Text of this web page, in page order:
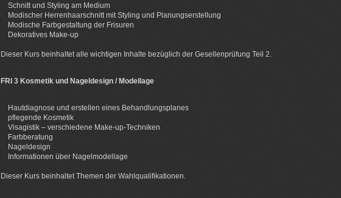
Schnitt und Styling am Medium
Modischer Herrenhaarschnitt mit Styling und Planungserstellung
Modische Farbgestaltung der Frisuren
Dekoratives Make-up
Dieser Kurs beinhaltet alle wichtigen Inhalte bezüglich der Gesellenprüfung Teil 2.
FRI 3 Kosmetik und Nageldesign / Modellage
Hautdiagnose und erstellen eines Behandlungsplanes
pflegende Kosmetik
Visagistik – verschiedene Make-up-Techniken
Farbberatung
Nageldesign
Informationen über Nagelmodellage
Dieser Kurs beinhaltet Themen der Wahlqualifikationen.